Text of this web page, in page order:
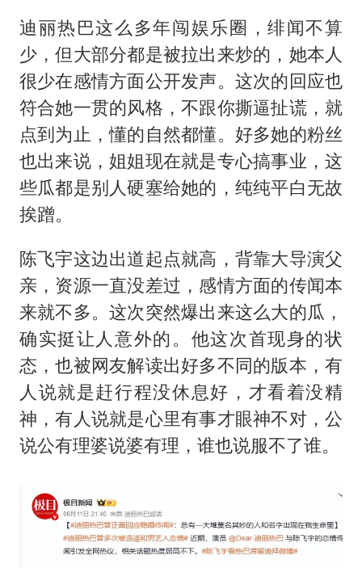
迪丽热巴这么多年闯娱乐圈，绯闻不算
少，但大部分都是被拉出来炒的，她本人
很少在感情方面公开发声。这次的回应也
符合她一贯的风格，不跟你撕逼扯谎，就
点到为止，懂的自然都懂。好多她的粉丝
也出来说，姐姐现在就是专心搞事业，这
些瓜都是别人硬塞给她的，纯纯平白无故
挨蹭。
陈飞宇这边出道起点就高，背靠大导演父
亲，资源一直没差过，感情方面的传闻本
来就不多。这次突然爆出来这么大的瓜，
确实挺让人意外的。他这次首现身的状
态，也被网友解读出好多不同的版本，有
人说就是赶行程没休息好，才看着没精
神，有人说就是心里有事才眼神不对，公
说公有理婆说婆有理，谁也说服不了谁。